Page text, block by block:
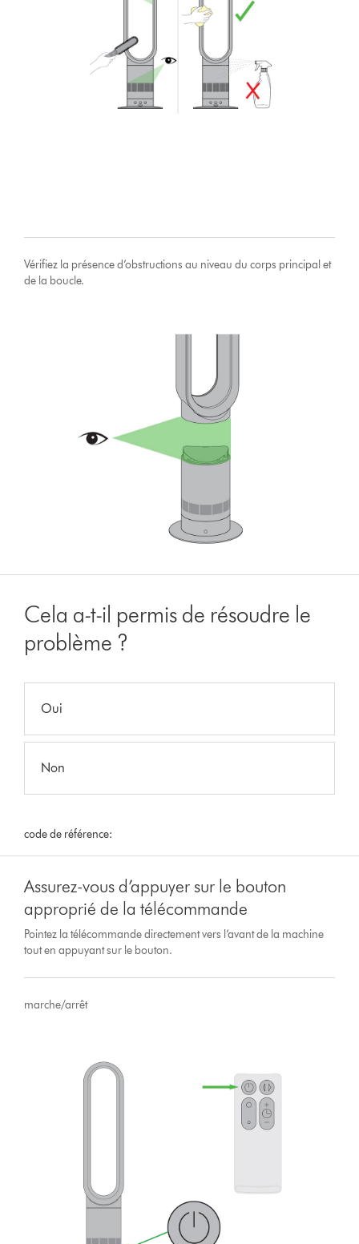
Vérifiez la présence d’obstructions au niveau du corps principal et
de la boucle.
Cela a-t-il permis de résoudre le
problème ?
Oui
Non
code de référence:
Assurez-vous d’appuyer sur le bouton
approprié de la télécommande
Pointez la télécommande directement vers l’avant de la machine
tout en appuyant sur le bouton.
marche/arrêt